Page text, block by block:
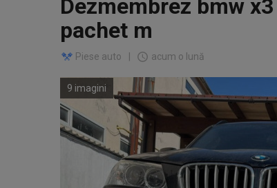
Dezmembrez bmw
pachet m
Piese auto
acum o lună
9 imagini